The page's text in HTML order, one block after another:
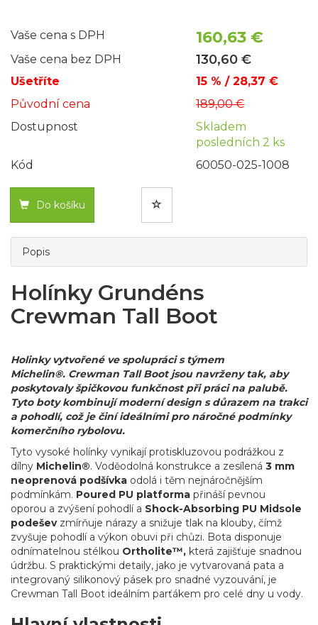
Vaše cena s DPH 160,63 €
Vaše cena bez DPH 130,60 €
Ušetříte
15 % / 28,37 €
Původní cena
189,00 €
Dostupnost
Skladem
posledních 2 ks
Kód
60050-025-1008
Do košíku
Popis
Holínky Grundéns
Crewman Tall Boot
Holinky vytvořené ve spolupráci s týmem
Michelin®. Crewman Tall Boot jsou navrženy tak, aby
poskytovaly špičkovou funkčnost při práci na palubě.
Tyto boty kombinují moderní design s důrazem na trakci
a pohodlí, což je činí ideálními pro náročné podmínky
komerčního rybolovu.
Tyto vysoké holínky vynikají protiskluzovou podrážkou z
dílny Michelin®. Voděodolná konstrukce a zesílená 3 mm
neoprenová podšívka odolá i těm nejnáročnějším
podmínkám. Poured PU platforma přináší pevnou
oporou a zvýšení pohodlí a Shock-Absorbing PU Midsole
podeševzmírňuje nárazy a snižuje tlak na klouby, čímž
zvyšuje pohodlí a výkon obuvi při chůzi. Bota disponuje
odnímatelnou stélkou Ortholite™, která zajišťuje snadnou
údržbu. S praktickými detaily, jako je vytvarovaná pata a
integrovaný silikonový pásek pro snadné vyzouvání, je
Crewman Tall Boot ideálním parťákem pro celé dny u vody.